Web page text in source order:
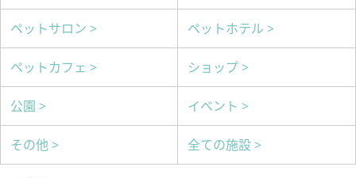
ペットサロン > ペットホテル >
ペットカフェ > ショップ >
公園 > イベント >
その他 > 全ての施設 >